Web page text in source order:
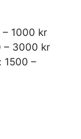
1000 kr
– 3000 kr
1500 –